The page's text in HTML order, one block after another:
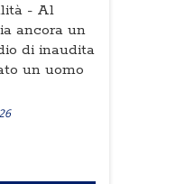
- Al
ancora un
di inaudita
un uomo